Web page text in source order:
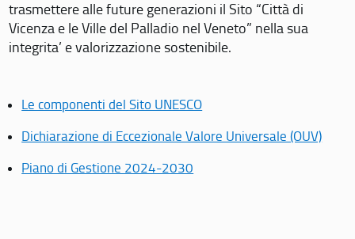
trasmettere alle future generazioni il Sito “Città di
Vicenza e le Ville del Palladio nel Veneto” nella sua
integrita’ e valorizzazione sostenibile.
Le componenti del Sito UNESCO
Dichiarazione di Eccezionale Valore Universale (OUV)
Piano di Gestione 2024-2030